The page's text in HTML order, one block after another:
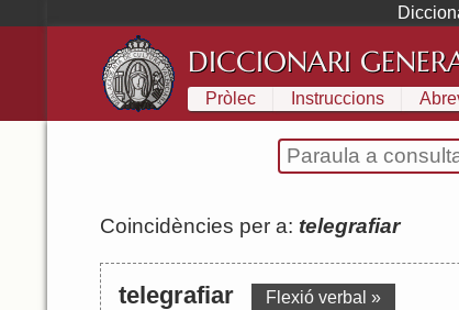
DICCIONARI
Pròlec Instruccions
Coincidències per a: telegrafiar
telegrafiar
Flexió verbal »